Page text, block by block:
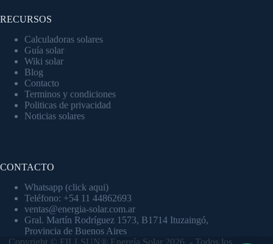
RECURSOS
Calculadoras solares
Guía solar
Wiki solar
Blog
Contacto
Terminos y condiciones
Politicas de privacidad
Noticias solares
CONTACTO
Whatsapp (click aqui)
Teléfono: +54 11 44862693
ventas@energia-solar.com.ar
Gral. Martín Rodríguez 1573, B1714 Ituzaingó,
Provincia de Buenos Aires
Copyright © FILLSUN® Energía Solar 2026 - Todos los